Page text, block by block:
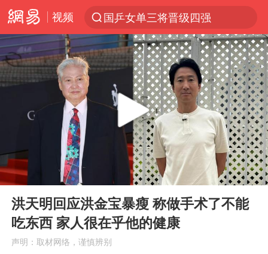
视频
国乒女单三将晋级四强
光影经济撬动暑期消费新蓝海
陈思诚零点晒照为佟丽娅庆生
郑丽文：台湾从来没有“独立”过
央视新主播李秋莹孙亚鹏亮相
几元成本的AI广告导致千万市值蒸发
情侣平潭拍日出坠崖1死1伤
老挝国会主席赛宋蓬逝世
茅台部分直营店飞天茅台提价
白海豚将正面袭击贯穿浙江
酒店回应车内过夜被收150元
Play
01:01
洪天明回应洪金宝暴瘦 称做手术了不能
吃东西 家人很在乎他的健康
声明：取材网络，谨慎辨别